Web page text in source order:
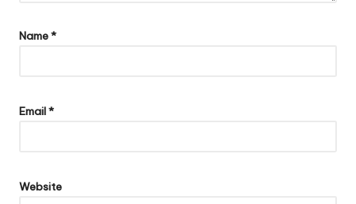
Name*
Email*
Website